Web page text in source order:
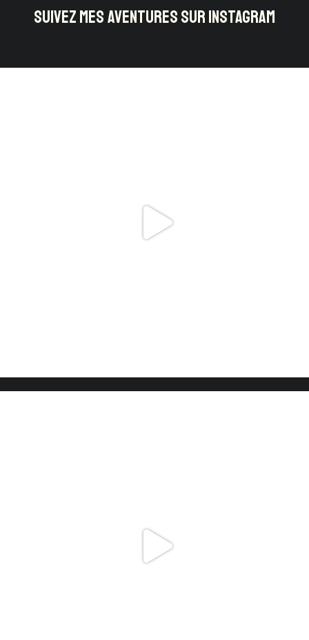
SUIVEZ MES AVENTURES SUR INSTAGRAM